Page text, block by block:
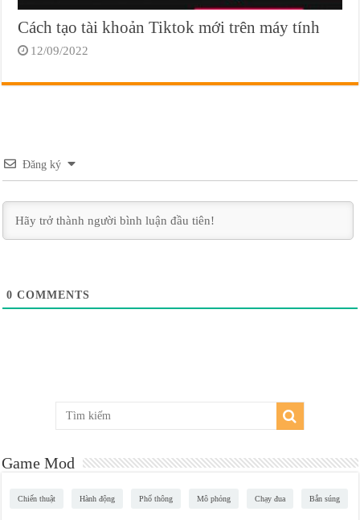
Cách tạo tài khoản Tiktok mới trên máy tính
12/09/2022
Đăng ký
0 COMMENTS
Game Mod
Chiến thuật Hành động Phổ thông Mô phỏng Chạy đua Bắn súng